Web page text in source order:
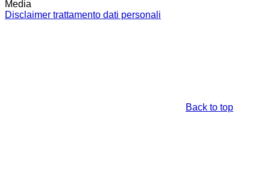
Media
Disclaimer trattamento dati personali
Back to top